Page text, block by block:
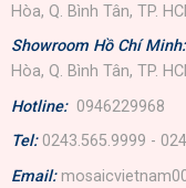
Hòa, Q. Bình Tân, TP.
Showroom Hồ Chí Minh:
Hòa, Q. Bình Tân, TP.
Hotline: 0946229968
Tel: 0243.565.9999 -
Email: